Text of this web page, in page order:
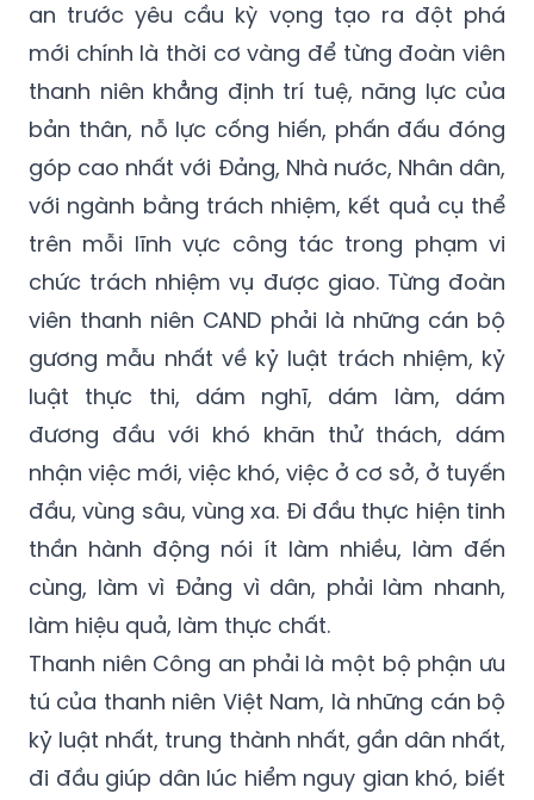
an trước yêu cầu kỳ vọng tạo ra đột phá
mới chính là thời cơ vàng để từng đoàn viên
thanh niên khẳng định trí tuệ, năng lực của
bản thân, nỗ lực cống hiến, phấn đấu đóng
góp cao nhất với Đảng, Nhà nước, Nhân dân,
với ngành bằng trách nhiệm, kết quả cụ thể
trên mỗi lĩnh vực công tác trong phạm vi
chức trách nhiệm vụ được giao. Từng đoàn
viên thanh niên CAND phải là những cán bộ
gương mẫu nhất về kỷ luật trách nhiệm, kỷ
luật thực thi, dám nghĩ, dám làm, dám
đương đầu với khó khăn thử thách, dám
nhận việc mới, việc khó, việc ở cơ sở, ở tuyến
đầu, vùng sâu, vùng xa. Đi đầu thực hiện tinh
thần hành động nói ít làm nhiều, làm đến
cùng, làm vì Đảng vì dân, phải làm nhanh,
làm hiệu quả, làm thực chất.
Thanh niên Công an phải là một bộ phận ưu
tú của thanh niên Việt Nam, là những cán bộ
kỷ luật nhất, trung thành nhất, gần dân nhất,
đi đầu giúp dân lúc hiểm nguy gian khó, biết